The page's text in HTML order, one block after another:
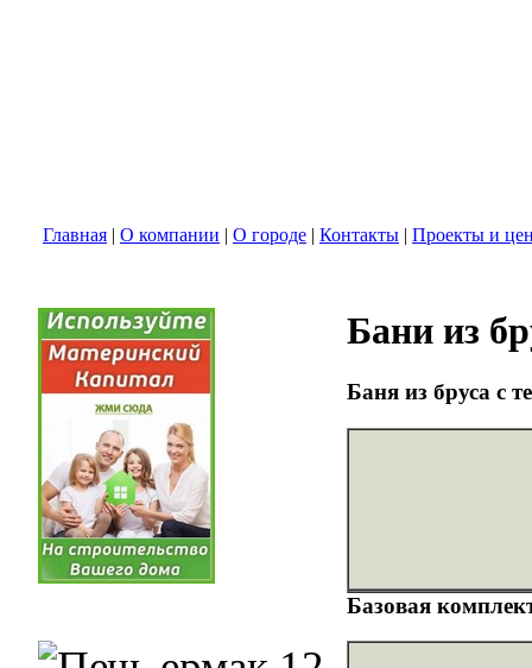
Главная | О компании | О городе | Контакты | Проекты и
Бани из
Баня из бруса с
Базовая